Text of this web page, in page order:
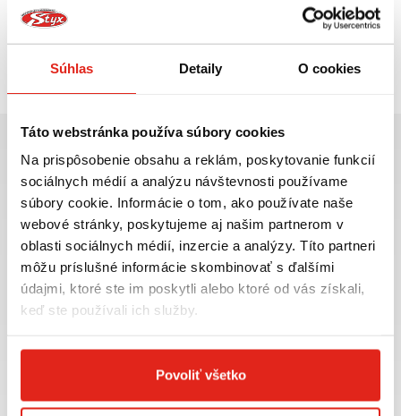
Súhlas Detaily O cookies
Táto webstránka používa súbory cookies
Na prispôsobenie obsahu a reklám, poskytovanie funkcií
sociálnych médií a analýzu návštevnosti používame
súbory cookie. Informácie o tom, ako používate naše
webové stránky, poskytujeme aj našim partnerom v
oblasti sociálnych médií, inzercie a analýzy. Títo partneri
môžu príslušné informácie skombinovať s ďalšími
údajmi, ktoré ste im poskytli alebo ktoré od vás získali,
keď ste používali ich služby.
Povoliť všetko
Najväčší výber moto
príslušenstva ihneď k
odberu
Doprava ZADARMO pre
objednávky nad 50€ v rámci
SR